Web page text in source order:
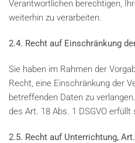
Verantwortlichen berechtigen,
weiterhin zu verarbeiten.
2.4. Recht auf Einschränkung
Sie haben im Rahmen der
Recht, eine Einschränkung der
betreffenden Daten zu
des Art. 18 Abs. 1 DSGVO erfüllt
2.5. Recht auf Unterrichtung,